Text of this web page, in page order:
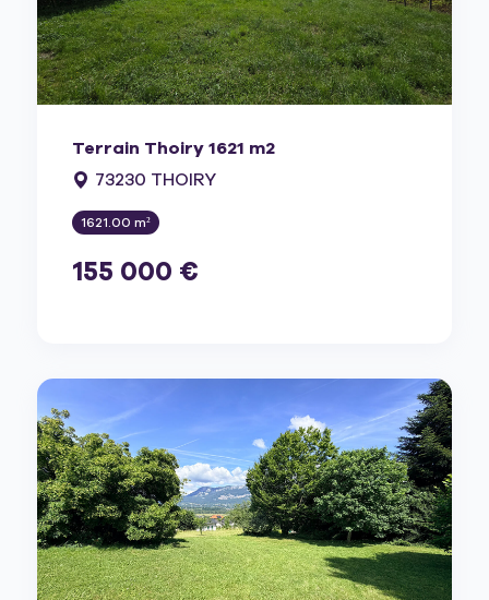
Terrain Thoiry 1621 m2
73230 THOIRY
1621.00 m²
155 000 €